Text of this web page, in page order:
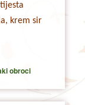
krem sir
obroci